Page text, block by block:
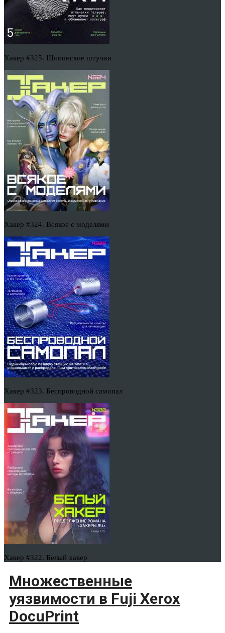
Хакер #325. Шпионские штучки
Хакер #324. Всякое с моделями
Хакер #323. Беспроводной самопал
Хакер #322. Белый хакер
Множественные
уязвимости в Fuji Xerox
DocuPrint